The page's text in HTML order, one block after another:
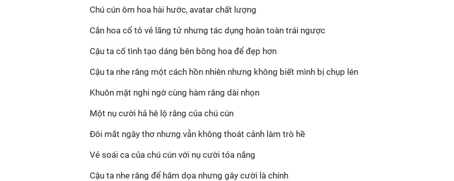
Chú cún ôm hoa hài hước, avatar chất lượng
Cắn hoa cổ tỏ vẻ lãng tử nhưng tác dụng hoàn toàn trái ngược
Cậu ta cố tình tạo dáng bên bông hoa để đẹp hơn
Cậu ta nhe răng một cách hồn nhiên nhưng không biết mình bị chụp lén
Khuôn mặt nghi ngờ cùng hàm răng dài nhọn
Một nụ cười hả hê lộ răng của chú cún
Đôi mắt ngây thơ nhưng vẫn không thoát cảnh làm trò hề
Vẻ soái ca của chú cún với nụ cười tỏa nắng
Cậu ta nhe răng để hăm dọa nhưng gây cười là chính